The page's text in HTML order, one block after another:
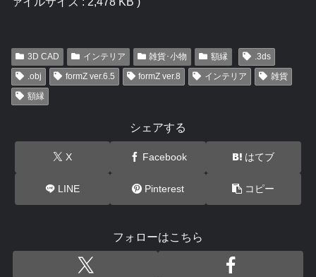
3D CAD インテリア 雑貨･小物 額縁
.3ds
.obj
formZ ver.6.5 formZ ver.8 インテリア
雑貨
額縁
シェアする
X Facebook はてブ
LINE Pinterest コピー
フォローはこちら